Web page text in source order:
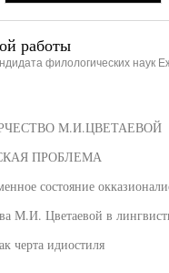
работы
филологических наук
М.И.ЦВЕТАЕВОЙ
ПРОБЛЕМА
состояние
М.И. Цветаевой в
черта идиостиля